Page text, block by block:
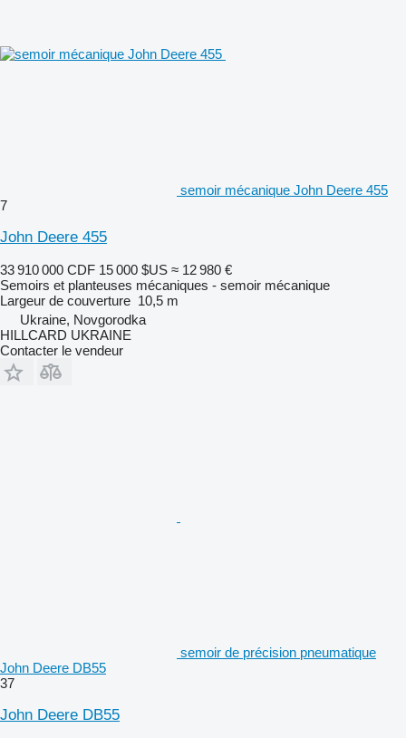
semoir mécanique John Deere 455
7
John Deere 455
33 910 000 CDF 15 000 $US ≈ 12 980 €
Semoirs et planteuses mécaniques - semoir mécanique
Largeur de couverture 10,5 m
Ukraine, Novgorodka
HILLCARD UKRAINE
Contacter le vendeur
semoir de précision pneumatique
John Deere DB55
37
John Deere DB55